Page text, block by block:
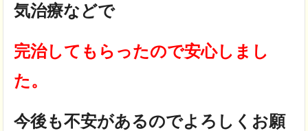
気治療などで
完治してもらったので安心しまし
た。
今後も不安があるのでよろしくお願